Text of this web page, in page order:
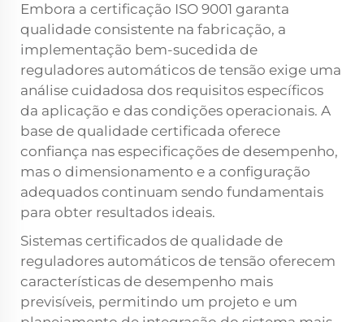
Embora a certificação ISO 9001 garanta
qualidade consistente na fabricação, a
implementação bem-sucedida de
reguladores automáticos de tensão exige uma
análise cuidadosa dos requisitos específicos
da aplicação e das condições operacionais. A
base de qualidade certificada oferece
confiança nas especificações de desempenho,
mas o dimensionamento e a configuração
adequados continuam sendo fundamentais
para obter resultados ideais.
Sistemas certificados de qualidade de
reguladores automáticos de tensão oferecem
características de desempenho mais
previsíveis, permitindo um projeto e um